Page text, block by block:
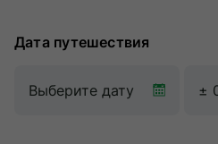
Дата путешествия